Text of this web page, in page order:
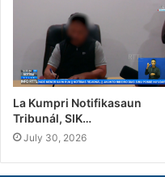
La Kumpri Notifikasaun
Tribunál, SIK…
July 30, 2026